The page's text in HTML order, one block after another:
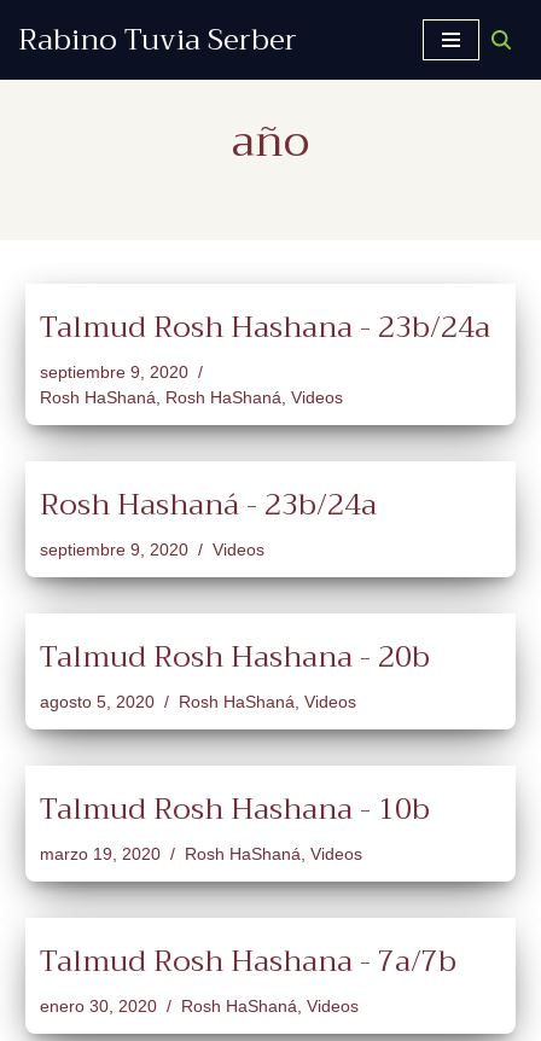
Rabino Tuvia Serber
año
Talmud Rosh Hashana - 23b/24a
septiembre 9, 2020
Rosh HaShaná, Rosh HaShaná, Videos
Rosh Hashaná - 23b/24a
septiembre 9, 2020 Videos
Talmud Rosh Hashana - 20b
agosto 5, 2020 Rosh HaShaná, Videos
Talmud Rosh Hashana - 10b
marzo 19, 2020 Rosh HaShaná, Videos
Talmud Rosh Hashana - 7a/7b
enero 30, 2020 Rosh HaShaná, Videos